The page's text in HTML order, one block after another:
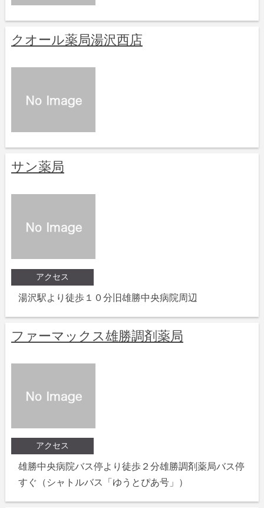
クオール薬局湯沢西店
サン薬局
アクセス
湯沢駅より徒歩１０分旧雄勝中央病院周辺
ファーマックス雄勝調剤薬局
アクセス
雄勝中央病院バス停より徒歩２分雄勝調剤薬局バス停
すぐ（シャトルバス「ゆうとぴあ号」）